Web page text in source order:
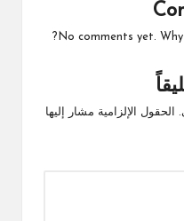
No comments yet.
الحقول الإلزامية مشار إليها